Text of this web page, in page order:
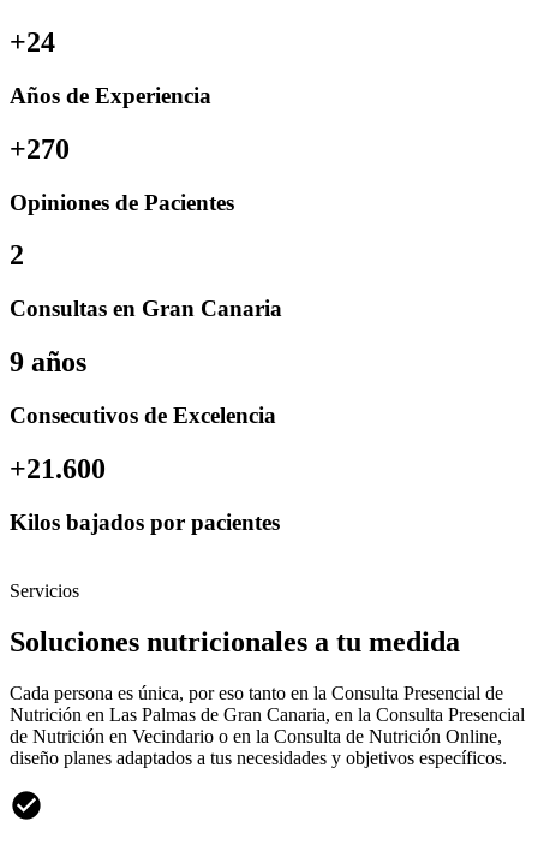
+24
Años de Experiencia
+270
Opiniones de Pacientes
2
Consultas en Gran Canaria
9 años
Consecutivos de Excelencia
+21.600
Kilos bajados por pacientes
Servicios
Soluciones nutricionales a tu medida
Cada persona es única, por eso tanto en la Consulta Presencial de
Nutrición en Las Palmas de Gran Canaria, en la Consulta Presencial
de Nutrición en Vecindario o en la Consulta de Nutrición Online,
diseño planes adaptados a tus necesidades y objetivos específicos.